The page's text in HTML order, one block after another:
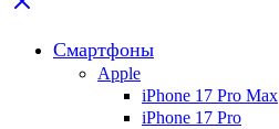
Смартфоны
Apple
iPhone 17 Pro Max
iPhone 17 Pro